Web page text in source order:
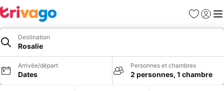
Favoris
Se
Destination
Rosalie
Arrivée/départ
Dates
Personnes et chambres
2 personnes, 1 chambre